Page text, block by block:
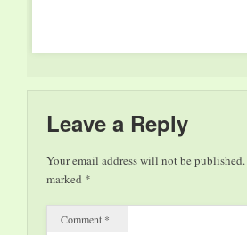
verlängern: Wes
Anderson GRAND
(OmU) Do – Di…
Leave a Reply
Your email address will not be published.
marked *
Comment *